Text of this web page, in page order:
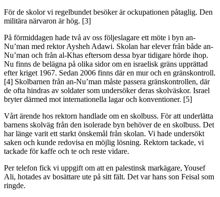
För de skolor vi regelbundet besöker är ockupationen påtaglig. Den
militära närvaron är hög. [3]
På förmiddagen hade två av oss följeslagare ett möte i byn an-
Nu’man med rektor Aysheh Adawi. Skolan har elever från både an-
Nu’man och från al-Khas eftersom dessa byar tidigare hörde ihop.
Nu finns de belägna på olika sidor om en israelisk gräns upprättad
efter kriget 1967. Sedan 2006 finns där en mur och en gränskontroll.
[4] Skolbarnen från an-Nu’man måste passera gränskontrollen, där
de ofta hindras av soldater som undersöker deras skolväskor. Israel
bryter därmed mot internationella lagar och konventioner. [5]
Vårt ärende hos rektorn handlade om en skolbuss. För att underlätta
barnens skolväg från den isolerade byn behöver de en skolbuss. Det
har länge varit ett starkt önskemål från skolan. Vi hade undersökt
saken och kunde redovisa en möjlig lösning. Rektorn tackade, vi
tackade för kaffe och te och reste vidare.
Per telefon fick vi uppgift om att en palestinsk markägare, Yousef
Ali, hotades av bosättare ute på sitt fält. Det var hans son Feisal som
ringde.